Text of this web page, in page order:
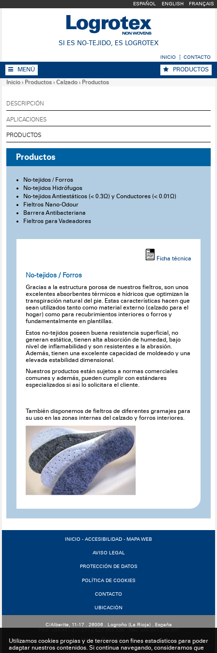
SI ES NO-TEJIDO, ES LOGROTEX
ESPAÑOL ENGLISH FRANÇAIS
INICIO CONTACTO
MENÚ
PRODUCTOS
Inicio› Productos ›Calzado› Productos
DESCRIPCIÓN
APLICACIONES
PRODUCTOS
Productos
No-tejidos / Forros
No-tejidos Hidrófugos
No-tejidos Antiestáticos (< 0.3Ω) y Conductores (< 0.01Ω)
Fieltros Nano-Odour
Barrera Antibacteriana
Fieltros para Vadeadores
Ficha técnica
No-tejidos / Forros
Gracias a la estructura porosa de nuestros fieltros, son unos
excelentes absorbentes térmicos e hídricos que optimizan la
transpiración natural del pie. Estas características hacen que
sean utilizados tanto como material externo (calzado para el
hogar) como para recubrimientos interiores o forros y
fundamentalmente en plantillas.
Estos no-tejidos poseen buena resistencia superficial, no
generan estática, tienen alta absorción de humedad, bajo
nivel de inflamabilidad y son resistentes a la abrasión.
Además, tienen una excelente capacidad de moldeado y una
elevada estabilidad dimensional.
Nuestros productos están sujetos a normas comerciales
comunes y además, pueden cumplir con estándares
especializados si así lo solicitara el cliente.
También disponemos de fieltros de diferentes gramajes para
su uso en las zonas internas del calzado y forros interiores.
INICIO - ACCESIBILIDAD - MAPA WEB
AVISO LEGAL
PROTECCIÓN DE DATOS
POLÍTICA DE COOKIES
CONTACTO
UBICACIÓN
C/Alberite, 11-17 . 26006 . Logroño (La Rioja) . España
logrotex@logrotex.com
Utilizamos cookies propias y de terceros con fines estadísticos para poder
adaptar nuestros contenidos. Si continua navegando, consideramos que